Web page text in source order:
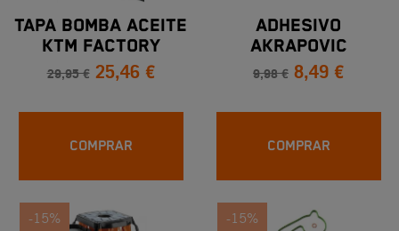
TAPA BOMBA ACEITE
KTM FACTORY
29,95 € 25,46 €
COMPRAR
ADHESIVO
AKRAPOVIC
75x95mm
9,98 € 8,49 €
COMPRAR
-15% -15%